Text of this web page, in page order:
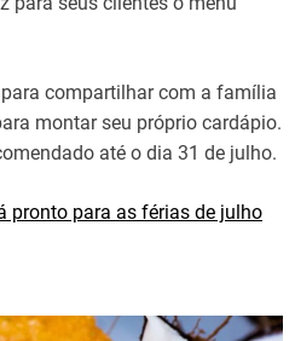
compartilhar com a família
montar seu próprio cardápio.
até o dia 31 de julho.
pronto para as férias de julho